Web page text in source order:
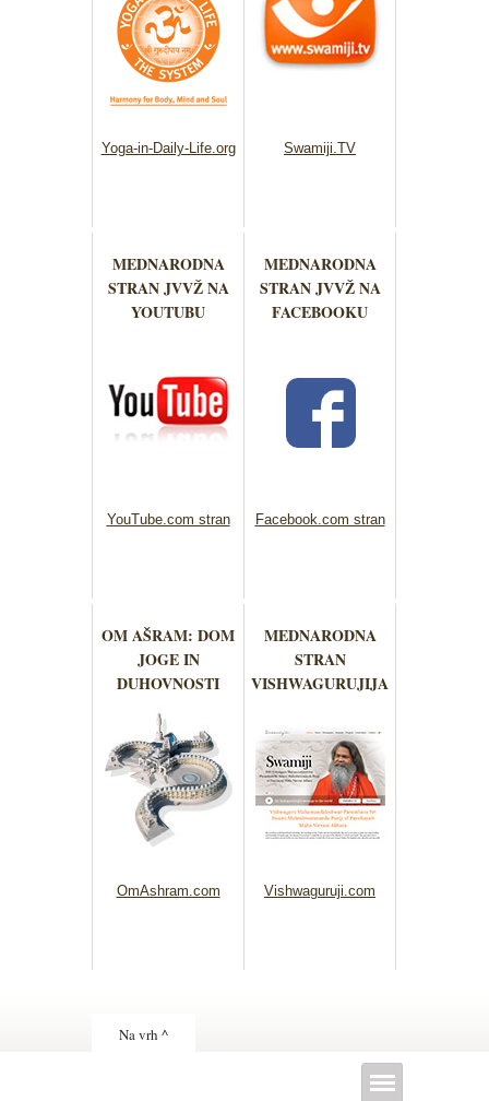
Yoga-in-Daily-Life.org Swamiji.TV
MEDNARODNA
STRAN JVVŽ NA
YOUTUBU
YouTube.com stran
MEDNARODNA
STRAN JVVŽ NA
FACEBOOKU
Facebook.com stran
OM AŠRAM: DOM
JOGE IN
DUHOVNOSTI
OmAshram.com
MEDNARODNA
STRAN
VISHWAGURUJIJA
Vishwaguruji.com
Na vrh ^